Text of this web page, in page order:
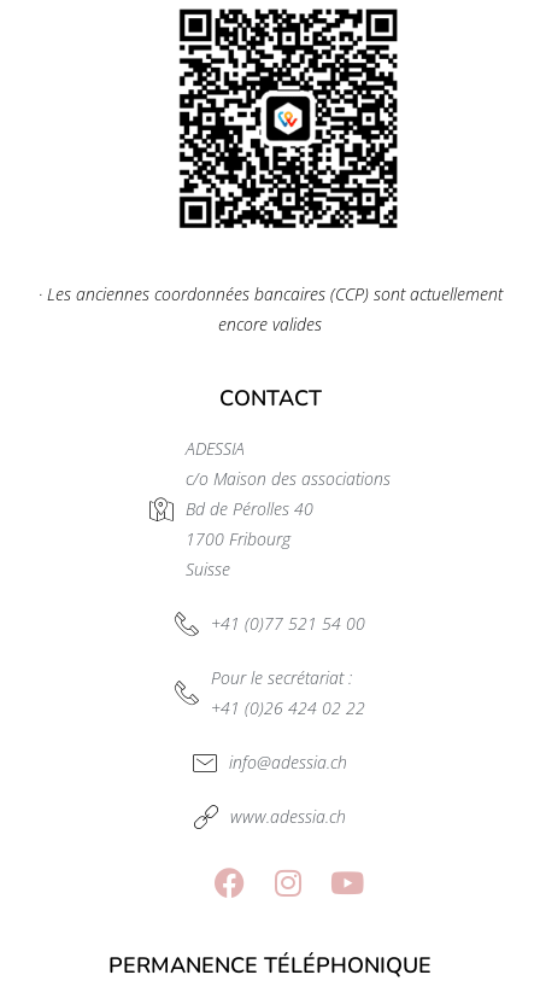
CONTACT
ADESSIA
c/o Maison des associations
Bd de Pérolles 40
1700 Fribourg
Suisse
+41 (0)77 521 54 00
Pour le secrétariat :
+41 (0)26 424 02 22
info@adessia.ch
www.adessia.ch
PERMANENCE TÉLÉPHONIQUE
· Les anciennes coordonnées bancaires (CCP) sont actuellement
encore valides